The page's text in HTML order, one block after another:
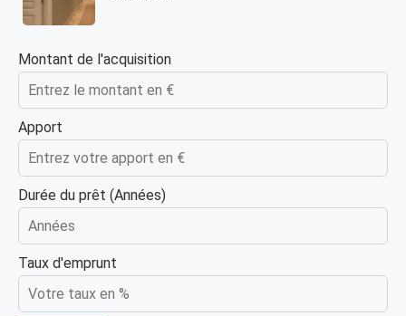
Montant de l'acquisition
Apport
Durée du prêt (Années)
Taux d'emprunt